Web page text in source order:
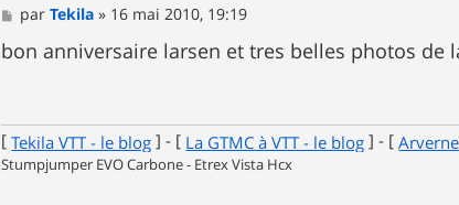
M
e
s
s
parTekila » 16 mai 2010, 19:19
bon anniversaire larsen et tres belles photos de
[Tekila VTT - le blog ] - [ La GTMC à VTT - le blog ] - [
Stumpjumper EVO Carbone - Etrex Vista Hcx